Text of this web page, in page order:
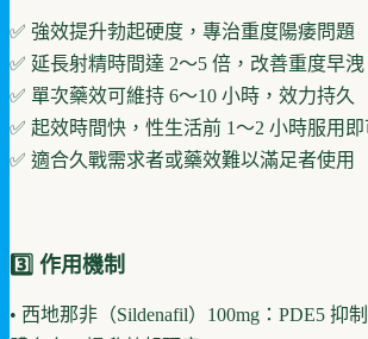
✅ 強效提升勃起硬度，專治重度陽痿問題
✅ 延長射精時間達 2～5 倍，改善重度早洩
✅ 單次藥效可維持 6～10 小時，效力持久
✅ 起效時間快，性生活前 1～2 小時服用
✅ 適合久戰需求者或藥效難以滿足者使用
3️⃣ 作用機制
• 西地那非（Sildenafil）100mg：PDE5 抑